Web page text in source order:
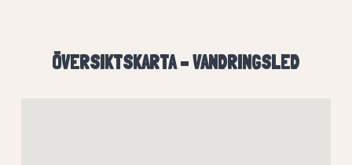
ÖVERSIKTSKARTA – VANDRINGSLED